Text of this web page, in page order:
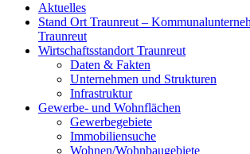
Aktuelles
Stand Ort Traunreut –
Traunreut
Wirtschaftsstandort Traunreut
Daten & Fakten
Unternehmen und Strukturen
Infrastruktur
Gewerbe- und Wohnflächen
Gewerbegebiete
Immobiliensuche
Wohnen/Wohnbaugebiete